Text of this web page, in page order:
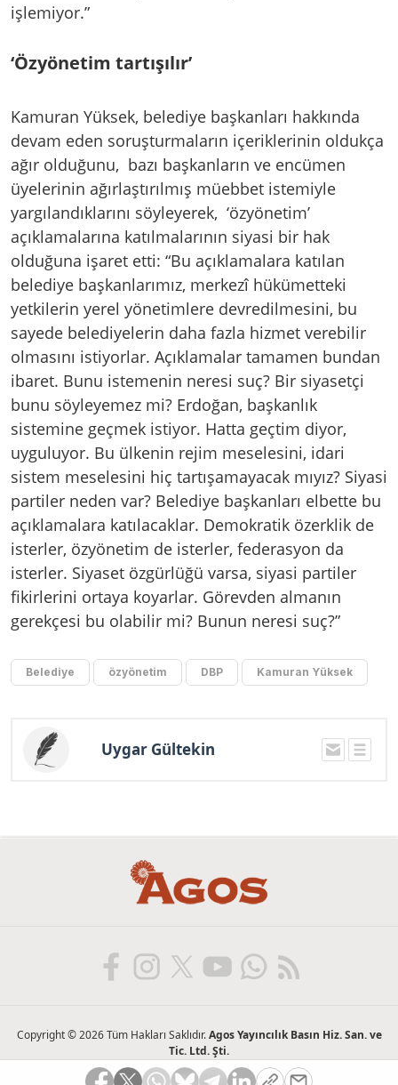
işlemiyor.”
‘Özyönetim tartışılır’
Kamuran Yüksek, belediye başkanları hakkında
devam eden soruşturmaların içeriklerinin oldukça
ağır olduğunu, bazı başkanların ve encümen
üyelerinin ağırlaştırılmış müebbet istemiyle
yargılandıklarını söyleyerek, ‘özyönetim’
açıklamalarına katılmalarının siyasi bir hak
olduğuna işaret etti: “Bu açıklamalara katılan
belediye başkanlarımız, merkezî hükümetteki
yetkilerin yerel yönetimlere devredilmesini, bu
sayede belediyelerin daha fazla hizmet verebilir
olmasını istiyorlar. Açıklamalar tamamen bundan
ibaret. Bunu istemenin neresi suç? Bir siyasetçi
bunu söyleyemez mi? Erdoğan, başkanlık
sistemine geçmek istiyor. Hatta geçtim diyor,
uyguluyor. Bu ülkenin rejim meselesini, idari
sistem meselesini hiç tartışamayacak mıyız? Siyasi
partiler neden var? Belediye başkanları elbette bu
açıklamalara katılacaklar. Demokratik özerklik de
isterler, özyönetim de isterler, federasyon da
isterler. Siyaset özgürlüğü varsa, siyasi partiler
fikirlerini ortaya koyarlar. Görevden almanın
gerekçesi bu olabilir mi? Bunun neresi suç?”
Belediye özyönetim DBP Kamuran Yüksek
Uygar Gültekin
Copyright © 2026 Tüm Hakları Saklıdır.Agos Yayıncılık Basın Hiz. San. ve
Tic. Ltd. Şti.